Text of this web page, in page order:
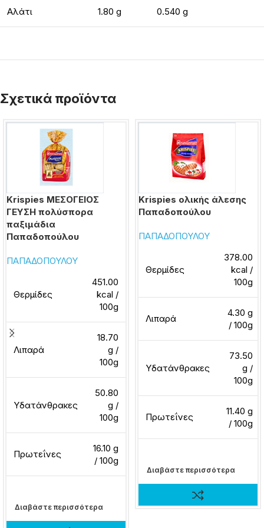
Αλάτι 1.80 g 0.540 g
Σχετικά προϊόντα
Krispies ΜΕΣΟΓΕΙΟΣ
ΓΕΥΣΗ πολύσπορα
παξιμάδια
Παπαδοπούλου
ΠΑΠΑΔΟΠΟΥΛΟΥ
Θερμίδες
451.00
kcal /
100g
Λιπαρά
18.70
g /
100g
Υδατάνθρακες
50.80
g /
100g
Πρωτεΐνες
16.10 g
/ 100g
Διαβάστε περισσότερα
Krispies ολικής άλεσης
Παπαδοπούλου
ΠΑΠΑΔΟΠΟΥΛΟΥ
Θερμίδες
378.00
kcal /
100g
Λιπαρά
4.30 g
/ 100g
Υδατάνθρακες
73.50
g /
100g
Πρωτεΐνες
11.40 g
/ 100g
Διαβάστε περισσότερα